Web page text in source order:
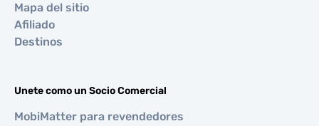
Mapa del sitio
Afiliado
Destinos
Unete como un Socio Comercial
MobiMatter para revendedores